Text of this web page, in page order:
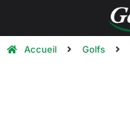
Accueil Golfs